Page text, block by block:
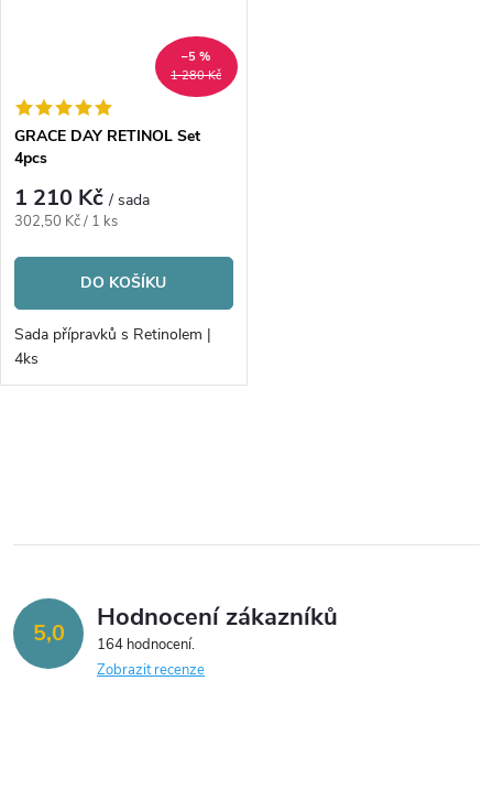
1 280 Kč
–5 %
GRACE DAY RETINOL Set
4pcs
1 210 Kč/ sada
Měrná
302,50 Kč / 1 ks
DO KOŠÍKU
Sada přípravků s Retinolem |
4ks
l
d
a
5,0 Hodnocení zákazníků
164 hodnocení
Zobrazit recenze